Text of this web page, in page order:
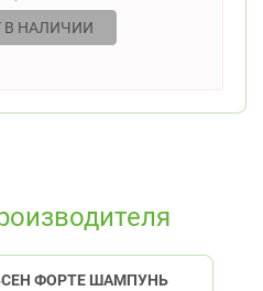
В НАЛИЧИИ
ФОРТЕ ШАМПУНЬ